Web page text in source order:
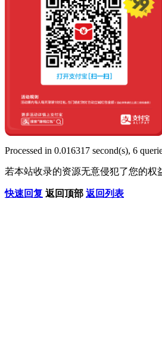
Processed in 0.016317 second(s), 6
若本站收录的资源无意侵犯了您的权
快速回复 返回顶部 返回列表